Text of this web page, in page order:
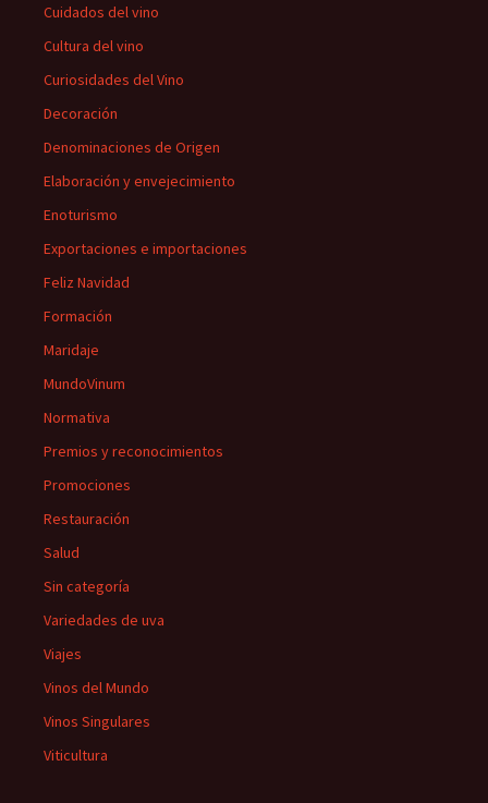
Cuidados del vino
Cultura del vino
Curiosidades del Vino
Decoración
Denominaciones de Origen
Elaboración y envejecimiento
Enoturismo
Exportaciones e importaciones
Feliz Navidad
Formación
Maridaje
MundoVinum
Normativa
Premios y reconocimientos
Promociones
Restauración
Salud
Sin categoría
Variedades de uva
Viajes
Vinos del Mundo
Vinos Singulares
Viticultura